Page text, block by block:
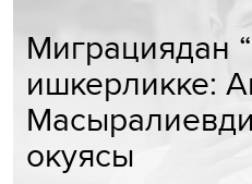
Миграциядан
ишкерликке:
окуясы